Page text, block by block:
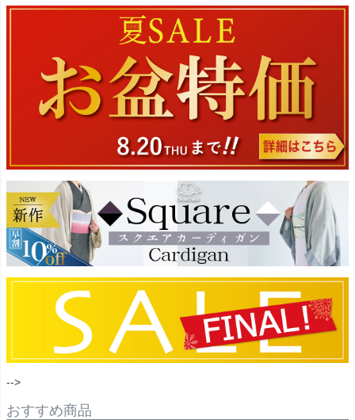
-->
おすすめ商品